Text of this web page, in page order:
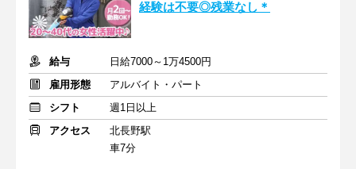
経験は不要◎残業なし＊
給与
日給7000～1万4500円
雇用形態
アルバイト・パート
シフト
週1日以上
アクセス
北長野駅
車7分